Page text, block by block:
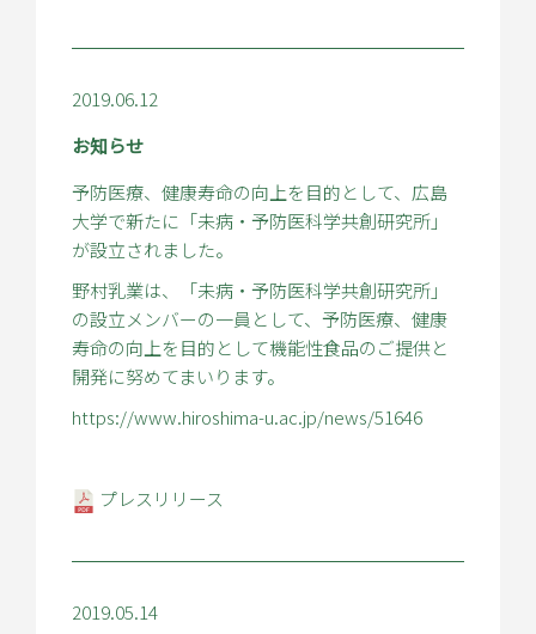
2019.06.12
お知らせ
予防医療、健康寿命の向上を目的として、広島
大学で新たに「未病・予防医科学共創研究所」
が設立されました。
野村乳業は、「未病・予防医科学共創研究所」
の設立メンバーの一員として、予防医療、健康
寿命の向上を目的として機能性食品のご提供と
開発に努めてまいります。
https://www.hiroshima-u.ac.jp/news/51646
プレスリリース
2019.05.14